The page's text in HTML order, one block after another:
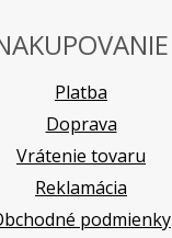
Platba
Doprava
Vrátenie tovaru
Reklamácia
podmienky